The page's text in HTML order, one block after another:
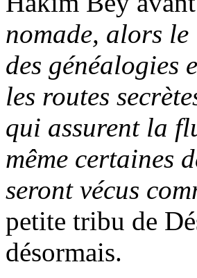
nomade, alors le
des généalogies
les routes
qui assurent la
même certaines
seront vécus
petite tribu de
désormais.